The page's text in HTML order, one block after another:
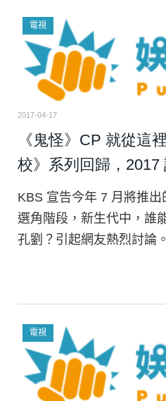
電視
2017-04-17
《鬼怪》CP 就從這
校》系列回歸，2017
KBS 宣告今年 7 月將推
選角階段，新生代中，誰
孔劉？引起網友熱烈討論。
電視